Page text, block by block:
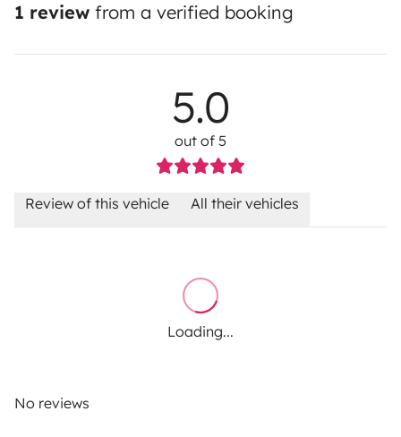
1 review from a verified booking
5.0
out of 5
Review of this vehicle All their vehicles
Loading...
No reviews